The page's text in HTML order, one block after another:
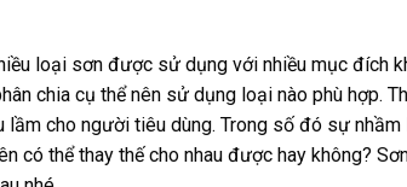
loại sơn được sử dụng với nhiều mục đích
chia cụ thể nên sử dụng loại nào phù hợp.
lầm cho người tiêu dùng. Trong số đó sự
có thể thay thế cho nhau được hay không?